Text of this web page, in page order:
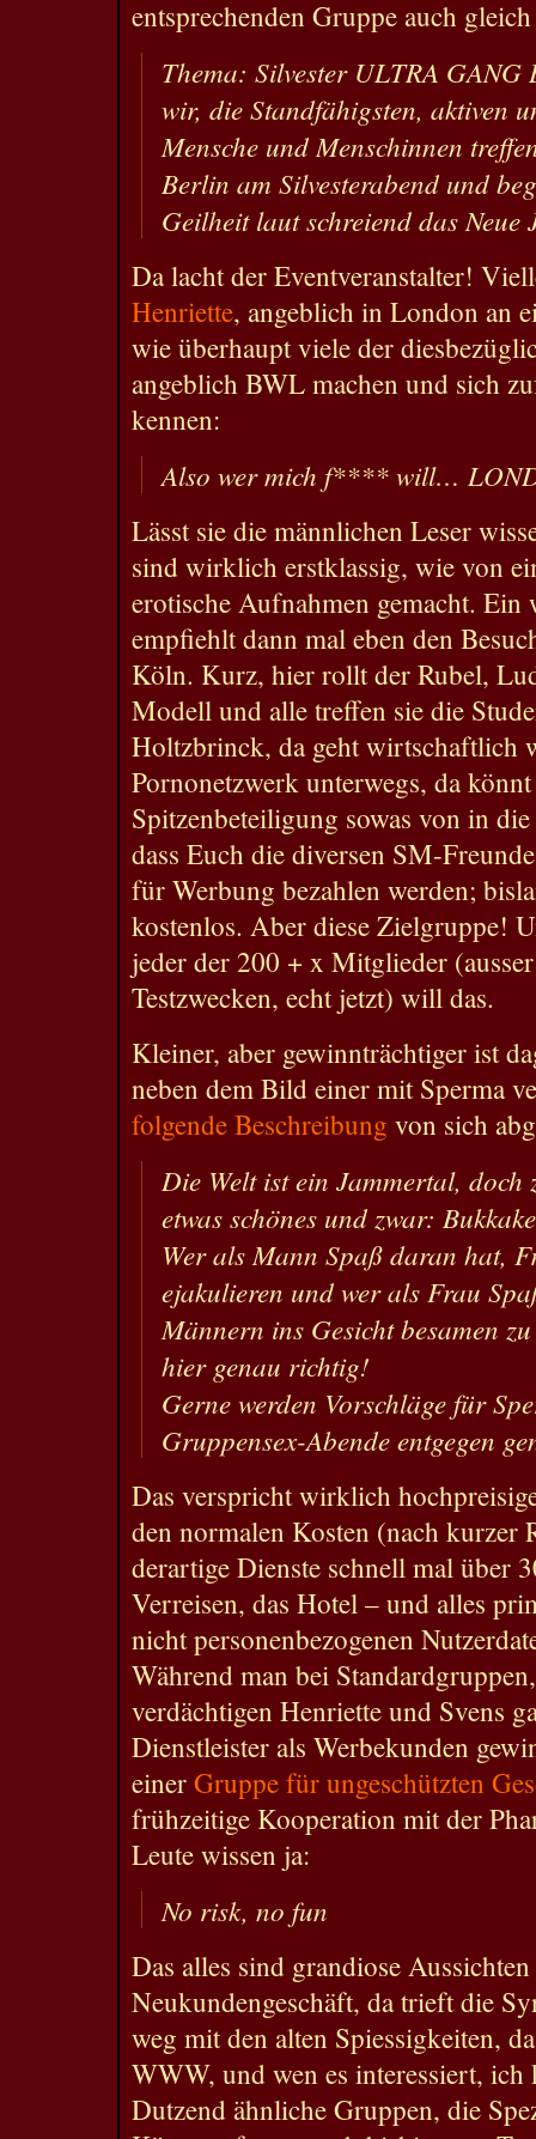
entsprechenden Gruppe auch
Thema: Silvester ULTRA
wir, die Standfähigsten, aktiven
Mensche und Menschinnen
Berlin am Silvesterabend und
Geilheit laut schreiend das Neue
Da lacht der Eventveranstalter!
Henriette, angeblich in London an
wie überhaupt viele der
angeblich BWL machen und sich
kennen:
Also wer mich f**** will…
Lässt sie die männlichen Leser
sind wirklich erstklassig, wie von
erotische Aufnahmen gemacht. Ein
empfiehlt dann mal eben den
Köln. Kurz, hier rollt der Rubel,
Modell und alle treffen sie die
Holtzbrinck, da geht wirtschaftlich
Pornonetzwerk unterwegs, da
Spitzenbeteiligung sowas von in
dass Euch die diversen SM-
für Werbung bezahlen werden;
kostenlos. Aber diese Zielgruppe!
jeder der 200 + x Mitglieder
Testzwecken, echt jetzt) will das.
Kleiner, aber gewinnträchtiger ist
neben dem Bild einer mit Sperma
folgende Beschreibung von sich
Die Welt ist ein Jammertal, doch
etwas schönes und zwar:
Wer als Mann Spaß daran hat,
ejakulieren und wer als Frau
Männern ins Gesicht besamen
hier genau richtig!
Gerne werden Vorschläge für
Gruppensex-Abende entgegen
Das verspricht wirklich
den normalen Kosten (nach kurzer
derartige Dienste schnell mal über
Verreisen, das Hotel – und alles
nicht personenbezogenen
Während man bei
verdächtigen Henriette und Svens
Dienstleister als Werbekunden
einer Gruppe für ungeschützten
frühzeitige Kooperation mit der
Leute wissen ja:
No risk, no fun
Das alles sind grandiose
Neukundengeschäft, da trieft die
weg mit den alten Spiessigkeiten,
WWW, und wen es interessiert, ich
Dutzend ähnliche Gruppen, die